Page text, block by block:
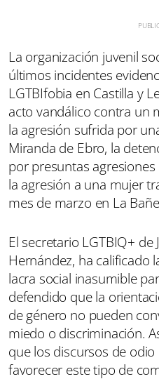
La organización juvenil
últimos incidentes
LGTBIfobia en Castilla y
acto vandálico contra un
la agresión sufrida por
Miranda de Ebro, la
por presuntas
la agresión a una mujer
mes de marzo en La
El secretario LGTBIQ+ de
Hernández, ha calificado
lacra social inasumible
defendido que la
de género no pueden
miedo o discriminación.
que los discursos de
favorecer este tipo de